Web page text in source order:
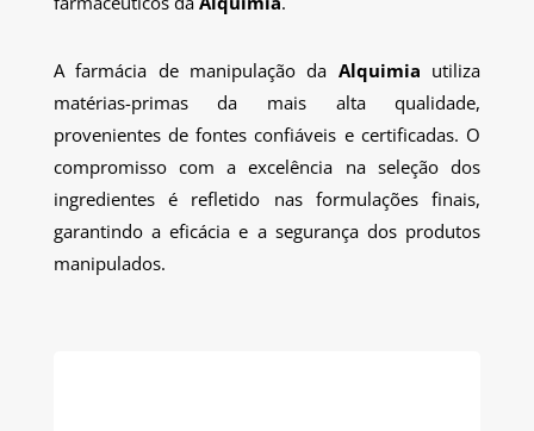
A farmácia de manipulação da Alquimia utiliza
matérias-primas da mais alta qualidade,
provenientes de fontes confiáveis e certificadas. O
compromisso com a excelência na seleção dos
ingredientes é refletido nas formulações finais,
garantindo a eficácia e a segurança dos produtos
manipulados.